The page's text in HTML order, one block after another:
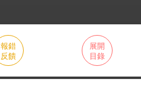
報錯
反饋
展開
目錄